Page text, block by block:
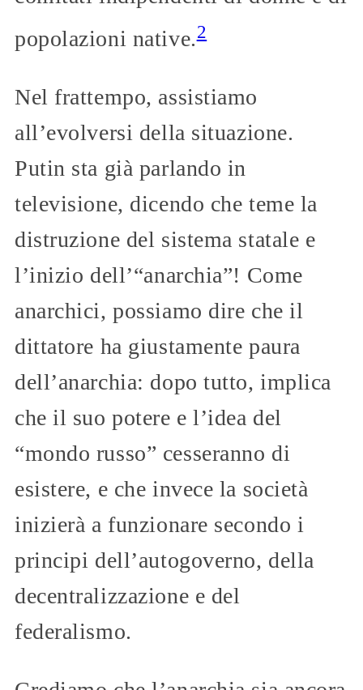
popolazioni native.2
Nel frattempo, assistiamo
all’evolversi della situazione.
Putin sta già parlando in
televisione, dicendo che teme la
distruzione del sistema statale e
l’inizio dell’“anarchia”! Come
anarchici, possiamo dire che il
dittatore ha giustamente paura
dell’anarchia: dopo tutto, implica
che il suo potere e l’idea del
“mondo russo” cesseranno di
esistere, e che invece la società
inizierà a funzionare secondo i
principi dell’autogoverno, della
decentralizzazione e del
federalismo.